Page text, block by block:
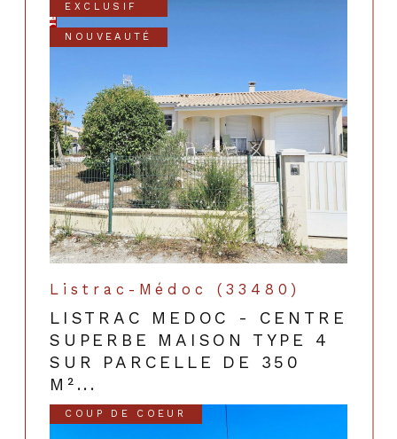
EXCLUSIF
NOUVEAUTÉ
Listrac-Médoc (33480)
LISTRAC MEDOC - CENTRE
SUPERBE MAISON TYPE 4
SUR PARCELLE DE 350
M²...
COUP DE COEUR